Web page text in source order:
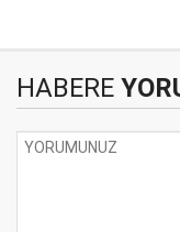
HABERE